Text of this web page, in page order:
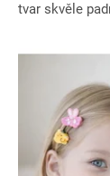
tvar skvěle